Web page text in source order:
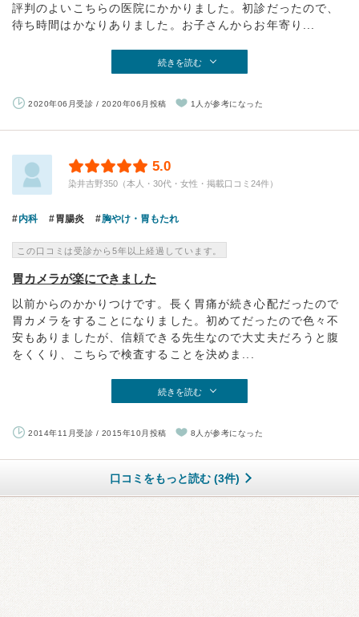
評判のよいこちらの医院にかかりました。初診だったので、
待ち時間はかなりありました。お子さんからお年寄り...
続きを読む
2020年06月受診 / 2020年06月投稿 1人が参考になった
5.0
染井吉野350（本人・30代・女性・掲載口コミ24件）
内科 胃腸炎 胸やけ・胃もたれ
この口コミは受診から5年以上経過しています。
胃カメラが楽にできました
以前からのかかりつけです。長く胃痛が続き心配だったので
胃カメラをすることになりました。初めてだったので色々不
安もありましたが、信頼できる先生なので大丈夫だろうと腹
をくくり、こちらで検査することを決めま...
続きを読む
2014年11月受診 / 2015年10月投稿 8人が参考になった
口コミをもっと読む (3件)